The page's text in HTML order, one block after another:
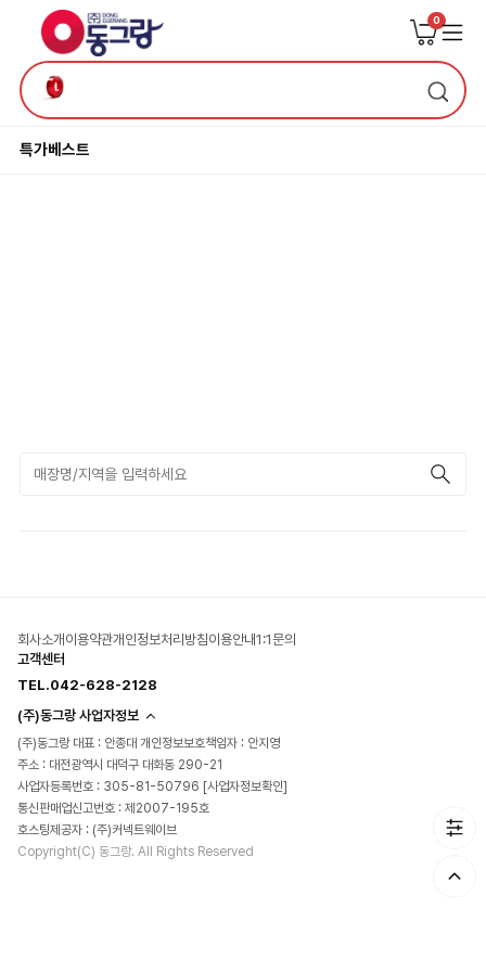
0
특가베스트
회사소개 이용약관개인정보처리방침이용안내1:1문의
(주)동그랑 사업자정보
(주)동그랑 대표 : 안종대 개인정보보호책임자 : 안지영
주소 : 대전광역시 대덕구 대화동 290-21
사업자등록번호 : 305-81-50796 [사업자정보확인]
통신판매업신고번호 : 제2007-195호
호스팅제공자 : (주)커넥트웨이브
Copyright(C) 동그랑. All Rights Reserved
고객센터
TEL.042-628-2128